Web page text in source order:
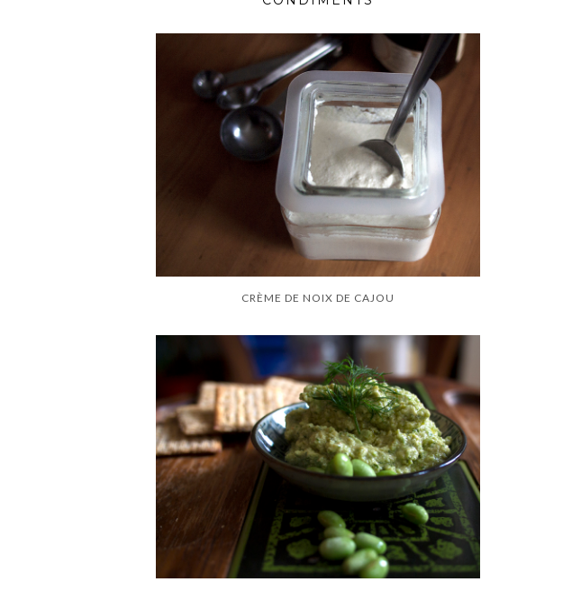
CRÈME DE NOIX DE CAJOU